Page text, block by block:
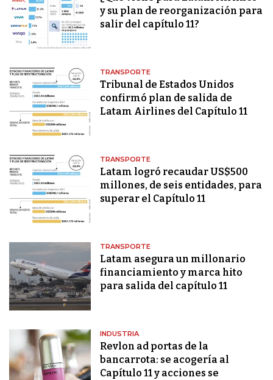
y su plan de reorganización para
salir del capítulo 11?
TRANSPORTE
Tribunal de Estados Unidos
confirmó plan de salida de
Latam Airlines del Capítulo 11
TRANSPORTE
Latam logró recaudar US$500
millones, de seis entidades, para
superar el Capítulo 11
TRANSPORTE
Latam asegura un millonario
financiamiento y marca hito
para salida del capítulo 11
INDUSTRIA
Revlon ad portas de la
bancarrota: se acogería al
Capítulo 11 y acciones se